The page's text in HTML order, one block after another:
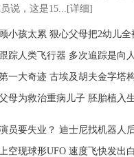
说，这是15...[详细]
小孩太累 狠心父母把2幼儿
踪人类飞行器 多次追踪是向
一大奇迹 古埃及胡夫金字塔
母为救治重病儿子 胚胎植入
员要失业？ 迪士尼找机器人
空现球形UFO 速度飞快发出